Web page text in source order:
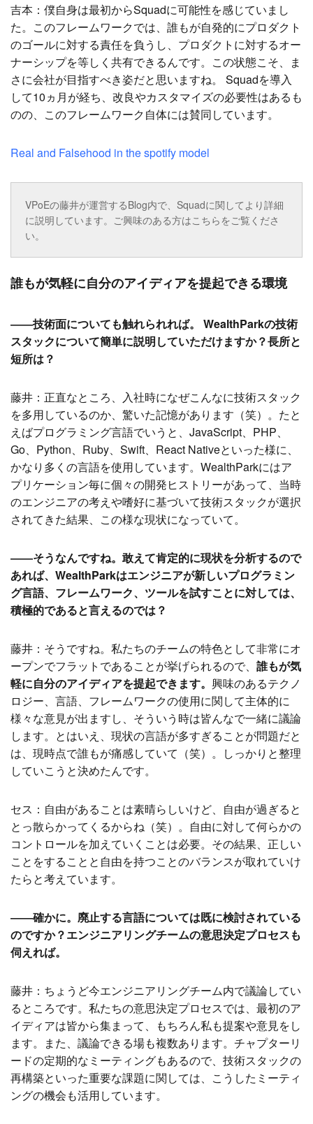
吉本：僕自身は最初からSquadに可能性を感じていまし
た。このフレームワークでは、誰もが自発的にプロダクト
のゴールに対する責任を負うし、プロダクトに対するオー
ナーシップを等しく共有できるんです。この状態こそ、ま
さに会社が目指すべき姿だと思いますね。 Squadを導入
して10ヵ月が経ち、改良やカスタマイズの必要性はあるも
のの、このフレームワーク自体には賛同しています。
Real and Falsehood in the spotify model
VPoEの藤井が運営するBlog内で、Squadに関してより詳細
に説明しています。ご興味のある方はこちらをご覧くださ
い。
誰もが気軽に自分のアイディアを提起できる環境
――技術面についても触れられれば。 WealthParkの技術
スタックについて簡単に説明していただけますか？長所と
短所は？
藤井：正直なところ、入社時になぜこんなに技術スタック
を多用しているのか、驚いた記憶があります（笑）。たと
えばプログラミング言語でいうと、JavaScript、PHP、
Go、Python、Ruby、Swift、React Nativeといった様に、
かなり多くの言語を使用しています。WealthParkにはア
プリケーション毎に個々の開発ヒストリーがあって、当時
のエンジニアの考えや嗜好に基づいて技術スタックが選択
されてきた結果、この様な現状になっていて。
――そうなんですね。敢えて肯定的に現状を分析するので
あれば、WealthParkはエンジニアが新しいプログラミン
グ言語、フレームワーク、ツールを試すことに対しては、
積極的であると言えるのでは？
藤井：そうですね。私たちのチームの特色として非常にオ
ープンでフラットであることが挙げられるので、 誰もが気
軽に自分のアイディアを提起できます。 興味のあるテクノ
ロジー、言語、フレームワークの使用に関して主体的に
様々な意見が出ますし、そういう時は皆んなで一緒に議論
します。とはいえ、現状の言語が多すぎることが問題だと
は、現時点で誰もが痛感していて（笑）。しっかりと整理
していこうと決めたんです。
セス：自由があることは素晴らしいけど、自由が過ぎると
とっ散らかってくるからね（笑）。自由に対して何らかの
コントロールを加えていくことは必要。その結果、正しい
ことをすることと自由を持つことのバランスが取れていけ
たらと考えています。
――確かに。廃止する言語については既に検討されている
のですか？エンジニアリングチームの意思決定プロセスも
伺えれば。
藤井：ちょうど今エンジニアリングチーム内で議論してい
るところです。私たちの意思決定プロセスでは、最初のア
イディアは皆から集まって、もちろん私も提案や意見をし
ます。また、議論できる場も複数あります。チャプターリ
ードの定期的なミーティングもあるので、技術スタックの
再構築といった重要な課題に関しては、こうしたミーティ
ングの機会も活用しています。